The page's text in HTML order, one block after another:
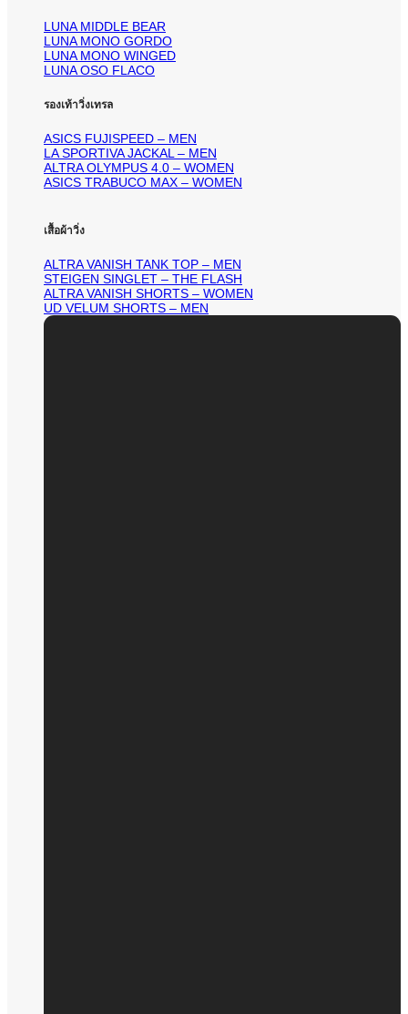
LUNA MIDDLE BEAR
LUNA MONO GORDO
LUNA MONO WINGED
LUNA OSO FLACO
รองเท้าวิ่งเทรล
ASICS FUJISPEED – MEN
LA SPORTIVA JACKAL – MEN
ALTRA OLYMPUS 4.0 – WOMEN
ASICS TRABUCO MAX – WOMEN
เสื้อผ้าวิ่ง
ALTRA VANISH TANK TOP – MEN
STEIGEN SINGLET – THE FLASH
ALTRA VANISH SHORTS – WOMEN
UD VELUM SHORTS – MEN